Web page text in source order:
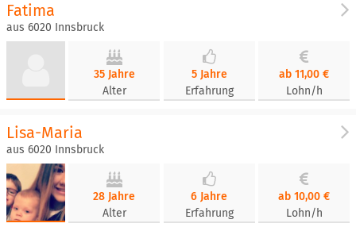
Fatima
aus 6020 Innsbruck
35 Jahre
Alter
5 Jahre
Erfahrung
ab 11,00 €
Lohn/h
Lisa-Maria
aus 6020 Innsbruck
28 Jahre
Alter
6 Jahre
Erfahrung
ab 10,00 €
Lohn/h